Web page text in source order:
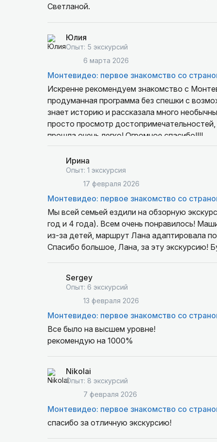
Светланой.
Списались со Светланой, обговорили все
Все прошло на отлично!
Тот случай, когда реальность
паромного терминала, предложила
достопримечательностям, комбинируя
окон авто.
По нашей просьбе привезла к стадиону,
и команда Уругвай заняла тогда первое
спортивную форму игрока с символикой
На блошином рынке нашли много полезных
Рамбла и холм Серро, откуда открывается
К назначенному времени Светлана
Рекомендую гида Светлану. Чёткость,
гарантированы.
Юлия
Опыт: 5 экскурсий
6 марта 2026
Монтевидео: первое знакомство со
Искренне рекомендуем знакомство с
продуманная программа без спешки с
знает историю и рассказала много
просто просмотр
прошла очень легко! Огромное спасибо!!!!
Ирина
Опыт: 1 экскурсия
17 февраля 2026
Монтевидео: первое знакомство со
Мы всей семьей ездили на обзорную
год и 4 года). Всем очень понравилось!
из-за детей, маршрут Лана адаптировала
Спасибо большое, Лана, за эту экскурсию!
Sergey
Опыт: 6 экскурсий
13 февраля 2026
Монтевидео: первое знакомство со
Все было на высшем уровне!
рекомендую на 1000%
Nikolai
Опыт: 8 экскурсий
7 февраля 2026
Монтевидео: первое знакомство со
спасибо за отличную экскурсию!